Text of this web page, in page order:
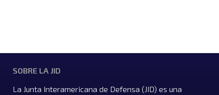
SOBRE LA JID
La Junta Interamericana de Defensa (JID) es una